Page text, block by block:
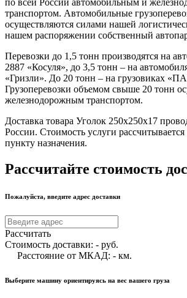
транспортом. Автомобильные
осуществляются силами нашей
нашем распоряжении собственный
Перевозки до 1,5 тонн производятся на
2887 «Косуля», до 3,5 тонн – на
«Гризли». До 20 тонн – на грузовиках
Грузоперевозки объемом свыше 20 тонн
железнодорожным транспортом.
Доставка товара Уголок 250х250х17
России. Стоимость услуги
пункту назначения.
Рассчитайте стоимость
Пожалуйста, введите адрес доставки
Рассчитать
Стоимость доставки: - руб.
Расстояние от МКАД: - км.
Выберите машину ориентируясь на вес вашего груза